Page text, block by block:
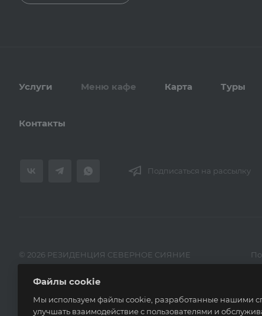
Услуги Меню кафе Карта Туры
Контакты
Подписаться на рассылку
© 2026 РЕЗИДЕНЦИЯ СЕВЕРНОЕ СИЯНИЕ
Файлы cookie
Мы используем файлы cookie, разработанные нашими
улучшать взаимодействие с пользователями и